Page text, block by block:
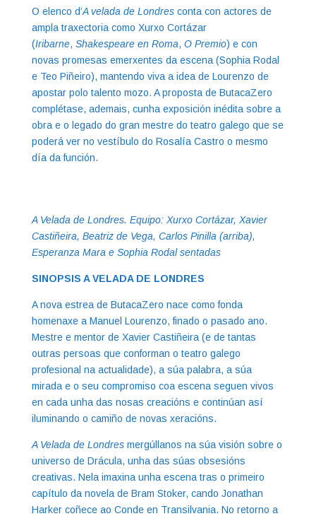
O elenco d’A velada de Londresconta con actores de
ampla traxectoria como Xurxo Cortázar
(Iribarne, Shakespeare en Roma, O Premio) e con
novas promesas emerxentes da escena (Sophia Rodal
e Teo Piñeiro), mantendo viva a idea de Lourenzo de
apostar polo talento mozo. A proposta de ButacaZero
complétase, ademais, cunha exposición inédita sobre a
obra e o legado do gran mestre do teatro galego que se
poderá ver no vestíbulo do Rosalía Castro o mesmo
día da función.
A Velada de Londres. Equipo: Xurxo Cortázar, Xavier
Castiñeira, Beatriz de Vega, Carlos Pinilla (arriba),
Esperanza Mara e Sophia Rodal sentadas
SINOPSIS A VELADA DE LONDRES
A nova estrea de ButacaZero nace como fonda
homenaxe a Manuel Lourenzo, finado o pasado ano.
Mestre e mentor de Xavier Castiñeira (e de tantas
outras persoas que conforman o teatro galego
profesional na actualidade), a súa palabra, a súa
mirada e o seu compromiso coa escena seguen vivos
en cada unha das nosas creacións e continúan así
iluminando o camiño de novas xeracións.
A Velada de Londresmergúllanos na súa visión sobre o
universo de Drácula, unha das súas obsesións
creativas. Nela imaxina unha escena tras o primeiro
capítulo da novela de Bram Stoker, cando Jonathan
Harker coñece ao Conde en Transilvania. No retorno a